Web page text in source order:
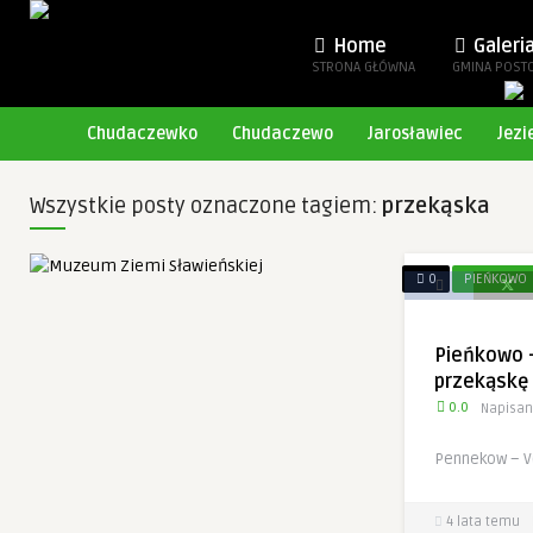
Home
STRONA GŁÓWNA
Galeria
GMINA
Chudaczewko Chudaczewo Jarosławiec
Wszystkie posty oznaczone tagiem: przekąska
0 PIEŃKOWO
Pieńkowo
przekąskę
0.0
Pennekow –
4 lata temu